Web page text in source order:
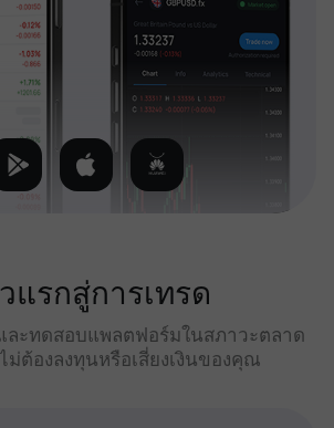
แรกสู่การเทรด
ละทดสอบแพลตฟอร์มในสภาวะตลาด
ม่ต้องลงทุนหรือเสี่ยงเงินของคุณ